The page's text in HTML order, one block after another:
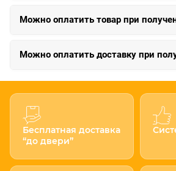
Можно оплатить товар при
Можно оплатить доставку при
Бесплатная доставка
“до двери”